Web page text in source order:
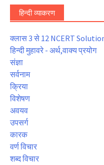
हिन्दी व्याकरण
क्लास 3 से 12 NCERT
हिन्दी मुहावरे - अर्थ,वाक्य प्रयोग
संज्ञा
सर्वनाम
क्रिया
विशेषण
अवयव
उपसर्ग
कारक
वर्ण विचार
शब्द विचार